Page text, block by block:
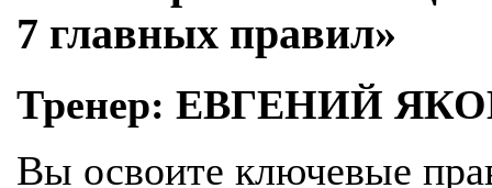
7 главных правил»
Тренер: ЕВГЕНИЙ
Вы освоите ключевые